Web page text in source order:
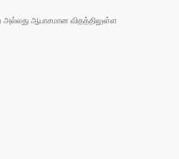
அல்லது ஆபாசமான விதத்திலுள்ள